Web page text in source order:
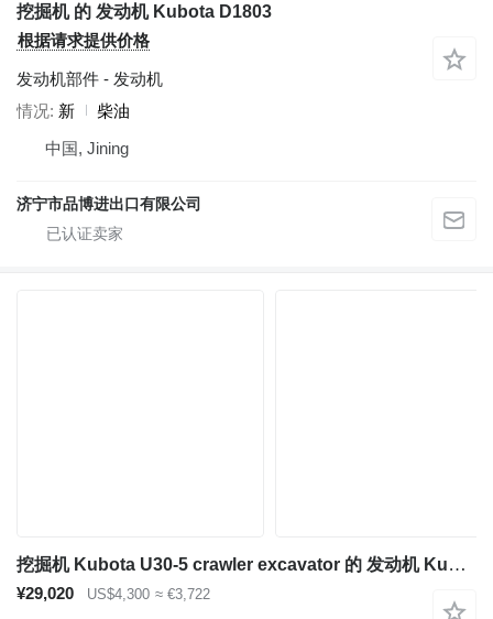
挖掘机 的 发动机 Kubota D1803
根据请求提供价格
发动机部件 - 发动机
情况 新
柴油
中国, Jining
济宁市品博进出口有限公司
挖掘机 Kubota U30-5 crawler excavator 的 发动机 Kubota D1703
¥29,020 US$4,300 ≈ €3,722